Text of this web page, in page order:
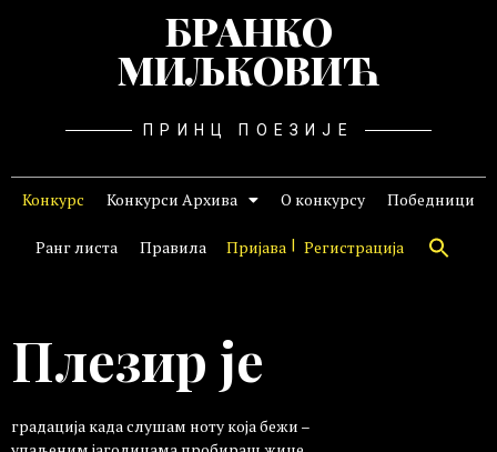
БРАНКО
МИЉКОВИЋ
ПРИНЦ ПОЕЗИЈЕ
Конкурс Конкурси Архива О конкурсу Победници
Ранг листа Правила Пријава Регистрација
Плезир је
градација када слушам ноту која бежи –